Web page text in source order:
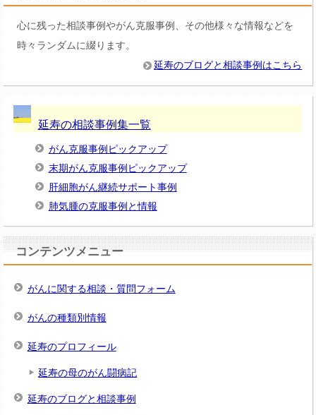
心に残った相談事例やがん克服事例、その他様々な情報などを
時々ランダムに綴ります。
延寿のブログと相談事例はこちら
延寿の相談事例集一覧
がん克服事例ピックアップ
末期がん克服事例ピックアップ
肝細胞がん継続サポート事例
肺気腫の克服事例と情報
コンテンツメニュー
がんに関する相談・質問フォーム
がんの種類別情報
延寿のプロフィール
延寿の母のがん闘病記
延寿のブログと相談事例